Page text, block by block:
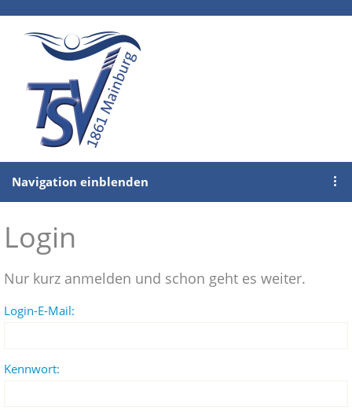
Navigation einblenden
Login
Nur kurz anmelden und schon geht es weiter.
Login-E-Mail:
Kennwort: